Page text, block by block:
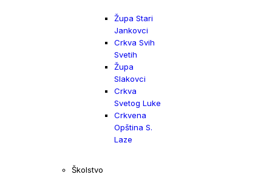
Župa Stari
Jankovci
Crkva Svih
Svetih
Župa
Slakovci
Crkva
Svetog Luke
Crkvena
Opština S.
Laze
Školstvo